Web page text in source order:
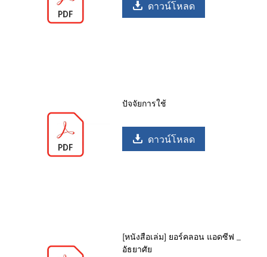
ดาวน์โหลด
ปัจจัยการใช้
ดาวน์โหลด
[หนังสือเล่ม] ยอร์คลอน แอดซีฟ _
อัธยาศัย